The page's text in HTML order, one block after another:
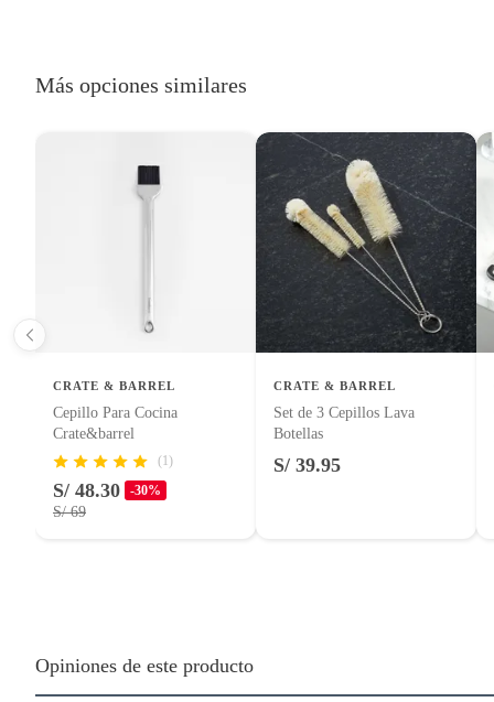
Productos que hayan sido previamente instalados.
Licores y cigarros electrónicos.
Más opciones similares
CRATE & BARREL
Cepillo Para Cocina
Crate&barrel
(1)
S/ 48.30 -30%
S/ 69
CRATE & BARREL
Set de 3 Cepillos Lava
Botellas
S/ 39.95
Opiniones de este producto